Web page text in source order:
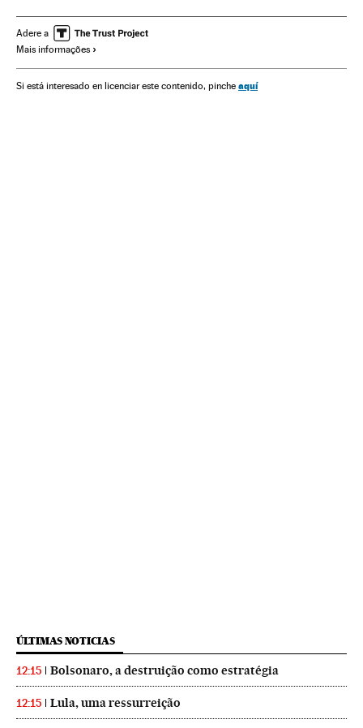
Menores Europa Ocidental
Orientação sexual
Cristianismo Sexualidade Europa Religião
Adere a
Mais informações
Si está interesado en licenciar este contenido, pinche aquí
ÚLTIMAS NOTICIAS
12:15 Bolsonaro, a destruição como estratégia
12:15 Lula, uma ressurreição